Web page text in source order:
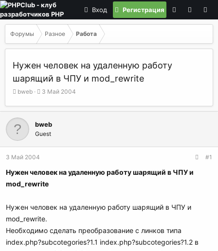
Вход Регистрация
Форумы Разное Работа
Нужен человек на удаленную работу
шарящий в ЧПУ и mod_rewrite
А
т
о
р
т
ы
bweb
Д
т
н
а
а
3 Май 2004
bweb
Guest
3 Май 2004 #1
Нужен человек на удаленную работу шарящий в ЧПУ и
mod_rewrite
Нужен человек на удаленную работу шарящий в ЧПУ и
mod_rewrite.
Необходимо сделать преобразование с линков типа
index.php?subcotegories?1.1 index.php?subcotegories?1.2 в